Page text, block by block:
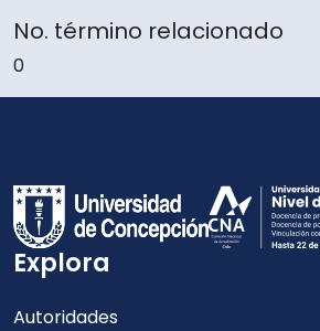
No. término relacionado
0
Explora
Autoridades